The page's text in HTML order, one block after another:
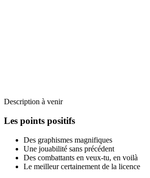
Description à venir
Les points positifs
Des graphismes magnifiques
Une jouabilité sans précédent
Des combattants en veux-tu, en voilà
Le meilleur certainement de la licence